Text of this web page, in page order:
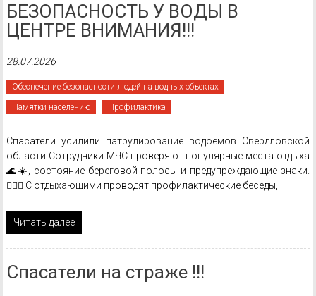
БЕЗОПАСНОСТЬ У ВОДЫ В
ЦЕНТРЕ ВНИМАНИЯ!!!
28.07.2026
Обеспечение безопасности людей на водных объектах
Памятки населению Профилактика
Спасатели усилили патрулирование водоемов Свердловской
области Сотрудники МЧС проверяют популярные места отдыха
🌊☀️, состояние береговой полосы и предупреждающие знаки.
🏊‍♂🚫 С отдыхающими проводят профилактические беседы,
Читать далее
Спасатели на страже !!!